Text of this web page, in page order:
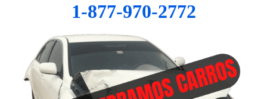
1-877-970-2772